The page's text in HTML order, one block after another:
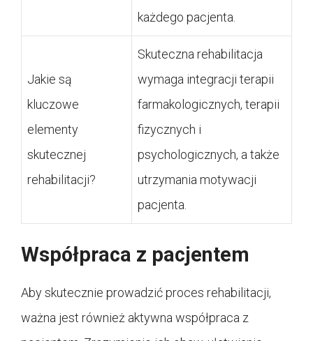
każdego pacjenta.
Jakie są
kluczowe
elementy
skutecznej
rehabilitacji?
Skuteczna rehabilitacja
wymaga integracji terapii
farmakologicznych, terapii
fizycznych i
psychologicznych, a także
utrzymania motywacji
pacjenta.
Współpraca z pacjentem
Aby skutecznie prowadzić proces rehabilitacji,
ważna jest również aktywna współpraca z